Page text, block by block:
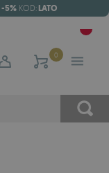
-5%KOD:LATO
0